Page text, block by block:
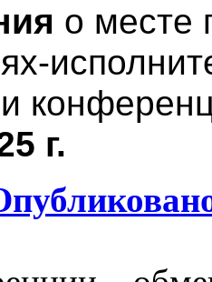
о месте
г.